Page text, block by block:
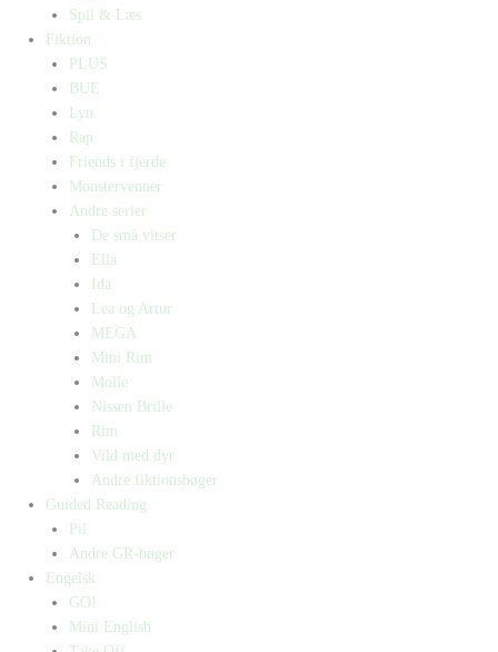
Spil & Læs
Fiktion
PLUS
BUE
Lyn
Rap
Friends i fjerde
Monstervenner
Andre serier
De små vitser
Ella
Ida
Lea og Artur
MEGA
Mini Rim
Molle
Nissen Brille
Rim
Vild med dyr
Andre fiktionsbøger
Guided Reading
Pil
Andre GR-bøger
Engelsk
GO!
Mini English